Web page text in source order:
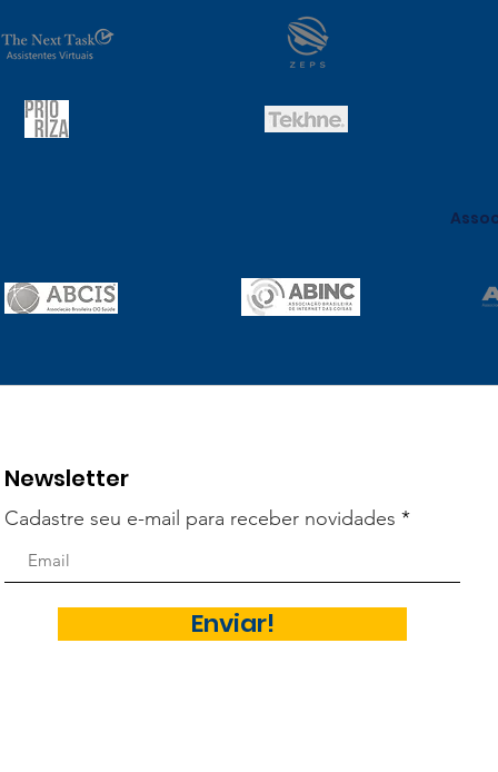
Newsletter
Cadastre seu e-mail para receber novidades
Enviar!